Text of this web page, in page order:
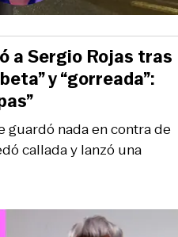
nada en contra de
callada y lanzó una
a Sergio Rojas tras
y “gorreada”: